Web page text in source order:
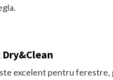
excelent pentru ferestre,